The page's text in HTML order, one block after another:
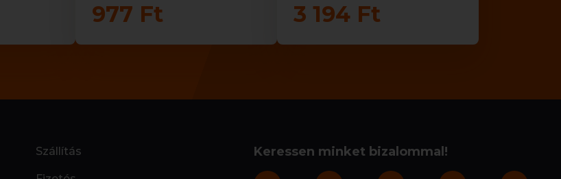
977 Ft 3 194 Ft
Szállítás Keressen minket bizalommal!